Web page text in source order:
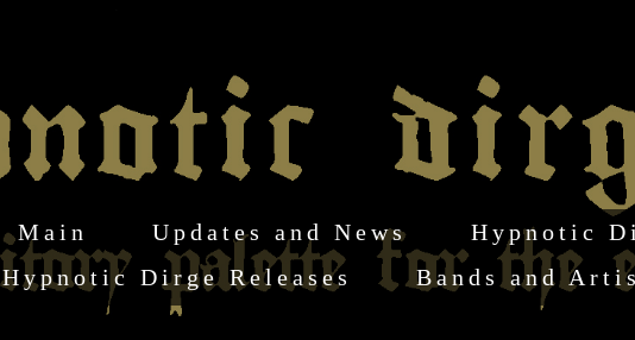
Main Updates and News Hypnotic
Hypnotic Dirge Releases
Bands and